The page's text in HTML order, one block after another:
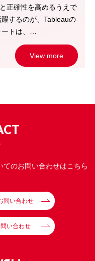
正確性を高めるうえで
するのが、Tableauの
トは、…
View more
てのお問い合わせはこちら
問い合わせ
い合わせ